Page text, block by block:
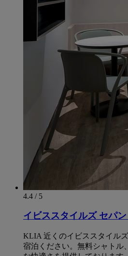
4.4 / 5
イビススタイルズ セパ
KLIA 近くのイビススタイル
宿泊ください。無料シャトル